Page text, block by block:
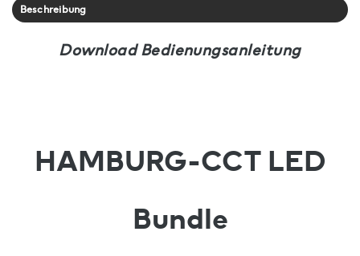
Beschreibung
Download Bedienungsanleitung
HAMBURG-CCT LED
Bundle